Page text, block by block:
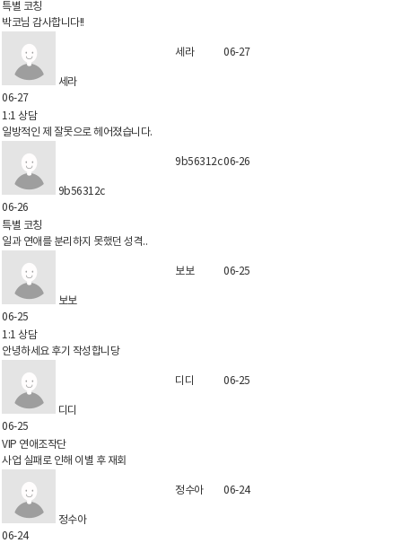
특별 코칭
박코님 감사합니다!!
세라
06-27
세라 06-27
1:1 상담
일방적인 제 잘못으로 헤어졌습니다.
9b56312c
06-26
9b56312c06-26
특별 코칭
일과 연애를 분리하지 못했던 성격..
보보
06-25
보보 06-25
1:1 상담
안녕하세요 후기 작성합니당
디디
06-25
디디 06-25
VIP 연애조작단
사업 실패로 인해 이별 후 재회
정수아
06-24
정수아 06-24